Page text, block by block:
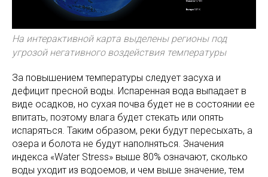
На интерактивной карта выделены регионы под
угрозой негативного воздействия температуры
За повышением температуры следует засуха и
дефицит пресной воды. Испаренная вода выпадает в
виде осадков, но сухая почва будет не в состоянии ее
впитать, поэтому влага будет стекать или опять
испаряться. Таким образом, реки будут пересыхать, а
озера и болота не будут наполняться. Значения
индекса «Water Stress» выше 80% означают, сколько
воды уходит из водоемов, и чем выше значение, тем